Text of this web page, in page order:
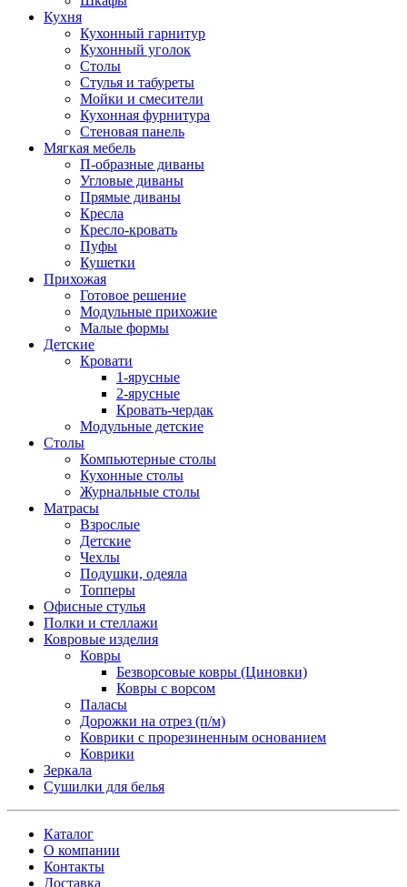
Кухня
Кухонный гарнитур
Кухонный уголок
Столы
Стулья и табуреты
Мойки и смесители
Кухонная фурнитура
Стеновая панель
Мягкая мебель
П-образные диваны
Угловые диваны
Прямые диваны
Кресла
Кресло-кровать
Пуфы
Кушетки
Прихожая
Готовое решение
Модульные прихожие
Малые формы
Детские
Кровати
1-ярусные
2-ярусные
Кровать-чердак
Модульные детские
Столы
Компьютерные столы
Кухонные столы
Журнальные столы
Матрасы
Взрослые
Детские
Чехлы
Подушки, одеяла
Топперы
Офисные стулья
Полки и стеллажи
Ковровые изделия
Ковры
Безворсовые ковры (Циновки)
Ковры с ворсом
Паласы
Дорожки на отрез (п/м)
Коврики с прорезиненным основанием
Коврики
Зеркала
Сушилки для белья
Каталог
О компании
Контакты
Доставка